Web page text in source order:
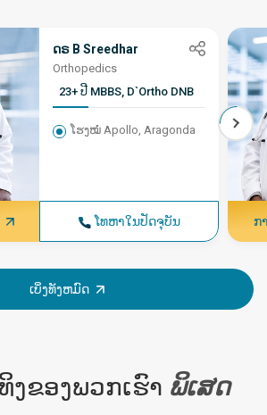
ດຣ B Sreedhar
Orthopedics
23+ ປີ MBBS, D`Ortho DNB
ໂຮງໝໍ Apollo, Aragonda
ໂທຫາໃນປັດຈຸບັນ ກ
ເບິ່ງທັງຫມົດ
ງຂອງພວກເຮົາ ພິເສດ